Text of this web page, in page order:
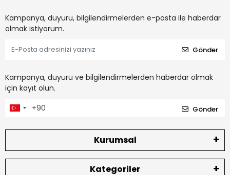
Kampanya, duyuru, bilgilendirmelerden e-posta ile haberdar
olmak istiyorum.
Gönder
Kampanya, duyuru ve bilgilendirmelerden haberdar olmak
için kayıt olun.
Gönder
Kurumsal
Kategoriler